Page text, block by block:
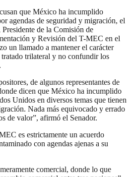
que México ha incumplido
agendas de seguridad y migración, el
de la Comisión de
y Revisión del T-MEC en el
un llamado a mantener el carácter
trilateral y no confundir los
de algunos representantes de
dicen que México ha incumplido
Unidos en diversos temas que tienen
Nada más equivocado y errado
de valor”, afirmó el Senador.
es estrictamente un acuerdo
con agendas ajenas a su
comercial, donde lo que